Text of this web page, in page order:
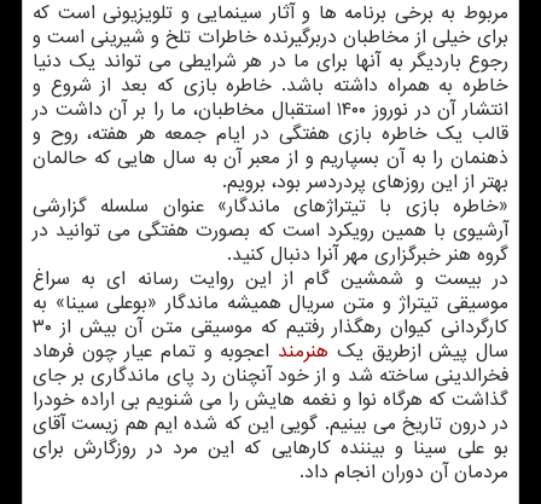
مربوط به برخی برنامه ها و آثار سینمایی و تلویزیونی است که
برای خیلی از مخاطبان دربرگیرنده خاطرات تلخ و شیرینی است و
رجوع باردیگر به آنها برای ما در هر شرایطی می تواند یک دنیا
خاطره به همراه داشته باشد. خاطره بازی که بعد از شروع و
انتشار آن در نوروز ۱۴۰۰ استقبال مخاطبان، ما را بر آن داشت در
قالب یک خاطره بازی هفتگی در ایام جمعه هر هفته، روح و
ذهنمان را به آن بسپاریم و از معبر آن به سال هایی که حالمان
بهتر از این روزهای پردردسر بود، برویم.
«خاطره بازی با تیتراژهای ماندگار» عنوان سلسله گزارشی
آرشیوی با همین رویکرد است که بصورت هفتگی می توانید در
گروه هنر خبرگزاری مهر آنرا دنبال کنید.
در بیست و شمشین گام از این روایت رسانه ای به سراغ
موسیقی تیتراژ و متن سریال همیشه ماندگار «بوعلی سینا» به
کارگردانی کیوان رهگذار رفتیم که موسیقی متن آن بیش از ۳۰
سال پیش ازطریق یک هنرمند اعجوبه و تمام عیار چون فرهاد
فخرالدینی ساخته شد و از خود آنچنان رد پای ماندگاری بر جای
گذاشت که هرگاه نوا و نغمه هایش را می شنویم بی اراده خودرا
در درون تاریخ می بینیم. گویی این که شده ایم هم زیست آقای
بو علی سینا و بیننده کارهایی که این مرد در روزگارش برای
مردمان آن دوران انجام داد.